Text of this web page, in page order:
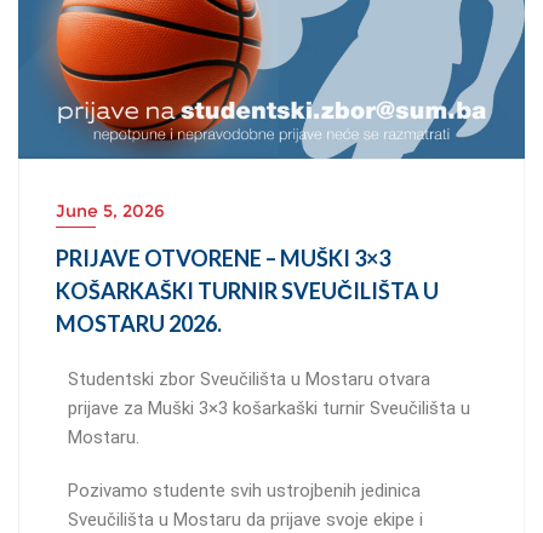
June 5, 2026
PRIJAVE OTVORENE – MUŠKI 3×3
KOŠARKAŠKI TURNIR SVEUČILIŠTA U
MOSTARU 2026.
Studentski zbor Sveučilišta u Mostaru otvara
prijave za Muški 3×3 košarkaški turnir Sveučilišta u
Mostaru.
Pozivamo studente svih ustrojbenih jedinica
Sveučilišta u Mostaru da prijave svoje ekipe i